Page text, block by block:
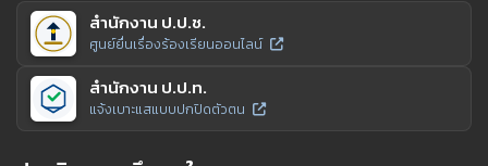
สำนักงาน ป.ป.ช.
ศูนย์ยื่นเรื่องร้องเรียนออนไลน์
สำนักงาน ป.ป.ท.
แจ้งเบาะแสแบบปกปิดตัวตน